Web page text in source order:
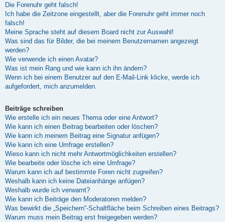
Die Forenuhr geht falsch!
Ich habe die Zeitzone eingestellt, aber die Forenuhr geht immer noch
falsch!
Meine Sprache steht auf diesem Board nicht zur Auswahl!
Was sind das für Bilder, die bei meinem Benutzernamen angezeigt
werden?
Wie verwende ich einen Avatar?
Was ist mein Rang und wie kann ich ihn ändern?
Wenn ich bei einem Benutzer auf den E-Mail-Link klicke, werde ich
aufgefordert, mich anzumelden.
Beiträge schreiben
Wie erstelle ich ein neues Thema oder eine Antwort?
Wie kann ich einen Beitrag bearbeiten oder löschen?
Wie kann ich meinem Beitrag eine Signatur anfügen?
Wie kann ich eine Umfrage erstellen?
Wieso kann ich nicht mehr Antwortmöglichkeiten erstellen?
Wie bearbeite oder lösche ich eine Umfrage?
Warum kann ich auf bestimmte Foren nicht zugreifen?
Weshalb kann ich keine Dateianhänge anfügen?
Weshalb wurde ich verwarnt?
Wie kann ich Beiträge den Moderatoren melden?
Was bewirkt die „Speichern“-Schaltfläche beim Schreiben eines Beitrags?
Warum muss mein Beitrag erst freigegeben werden?